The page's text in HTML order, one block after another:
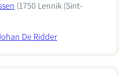
(1750 Lennik (Sint-
De Ridder